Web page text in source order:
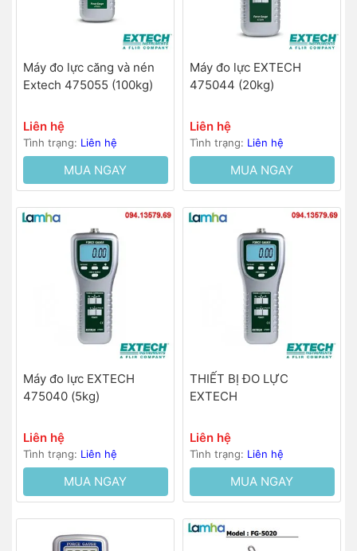
Máy đo lực căng và nén
Extech 475055 (100kg)
Liên hệ
Tình trạng: Liên hệ
MUA NGAY
Máy đo lực EXTECH
475044 (20kg)
Liên hệ
Tình trạng: Liên hệ
MUA NGAY
Máy đo lực EXTECH
475040 (5kg)
Liên hệ
Tình trạng: Liên hệ
MUA NGAY
THIẾT BỊ ĐO LỰC
EXTECH
Liên hệ
Tình trạng: Liên hệ
MUA NGAY